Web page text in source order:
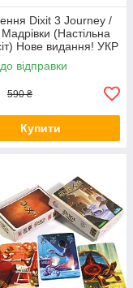
Dixit 3 Journey /
Мадрівки (Настільна
Нове видання! УКР
відправки
590 ₴
Купити